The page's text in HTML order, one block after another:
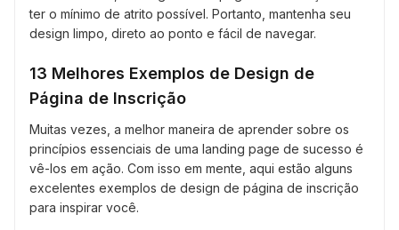
ter o mínimo de atrito possível. Portanto, mantenha seu
design limpo, direto ao ponto e fácil de navegar.
13 Melhores Exemplos de Design de
Página de Inscrição
Muitas vezes, a melhor maneira de aprender sobre os
princípios essenciais de uma landing page de sucesso é
vê-los em ação. Com isso em mente, aqui estão alguns
excelentes exemplos de design de página de inscrição
para inspirar você.